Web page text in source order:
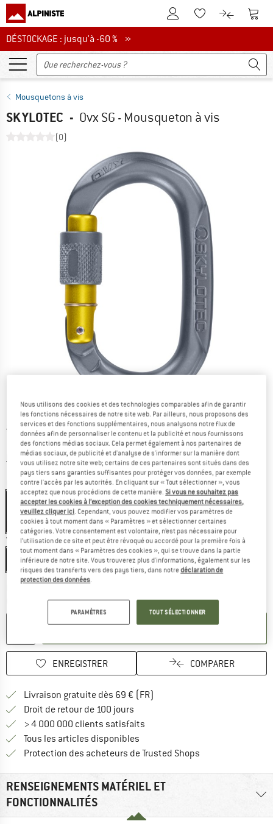
Vers le compte client
Vers la liste
Vers le
DÉSTOCKAGE : jusqu'à -60 %
DÉSTOCKAGE : jusqu'à -60 % »
Mousquetons à vis
SKYLOTEC - Ovx SG - Mousqueton à vis
(0)
Prix initial :
20,95€
Prix:
16,34€ TVA incl.
hors Frais de livraisonInformations sur les frais de livraison. Ouvre une
Couleur:Anthracite / Mustard
-22 %
Variante:Screw Gate
Screw Gate
Délai de livraison: 3-5 jours ouvrables
AJOUTER AU PANIER
ENREGISTRER COMPARER
Livraison gratuite dès 69 € (FR)
Droit de retour de 100 jours
> 4 000 000 clients satisfaits
Tous les articles disponibles
Protection des acheteurs de Trusted Shops
RENSEIGNEMENTS MATÉRIEL ET
FONCTIONNALITÉS
Nous utilisons des cookies et des technologies comparables afin de garantir
les fonctions nécessaires de notre site web. Par ailleurs, nous proposons des
services et des fonctions supplémentaires, nous analysons notre flux de
données afin de personnaliser le contenu et la publicité et nous fournissons
des fonctions médias sociaux. Cela permet également à nos partenaires de
médias sociaux, de publicité et d'analyse de s'informer sur la manière dont
vous utilisez notre site web; certains de ces partenaires sont situés dans des
pays tiers sans garanties suffisantes pour protéger vos données, par exemple
contre l'accès par les autorités. En cliquant sur « Tout sélectionner », vous
acceptez que nous procédions de cette manière.Si vous ne souhaitez pas
accepter les cookies à l’exception des cookies techniquement nécessaires,
veuillez cliquer ici. Cependant, vous pouvez modifier vos paramètres de
cookies à tout moment dans « Paramètres » et sélectionner certaines
catégories. Votre consentement est volontaire, n’est pas nécessaire pour
l’utilisation de ce site et peut être révoqué ou accordé pour la première fois à
tout moment dans « Paramètres des cookies », qui se trouve dans la partie
inférieure de notre site. Vous trouverez plus d'informations, également sur les
risques des transferts vers des pays tiers, dans notredéclaration de
protection des données.
PARAMÈTRES TOUT SÉLECTIONNER